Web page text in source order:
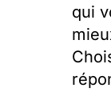
qui